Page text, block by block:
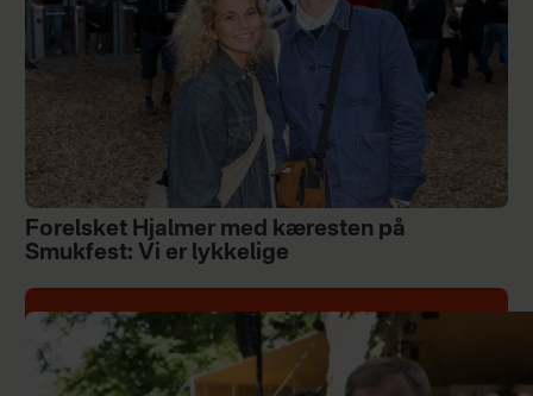
Forelsket Hjalmer med kæresten på
Smukfest: Vi er lykkelige